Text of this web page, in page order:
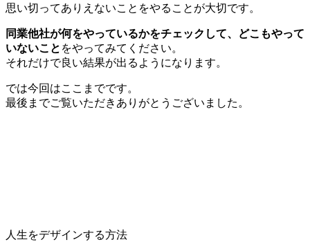
思い切ってありえないことをやることが大切です。
同業他社が何をやっているかをチェックして、どこもやって
いないこと をやってみてください。
それだけで良い結果が出るようになります。
では今回はここまでです。
最後までご覧いただきありがとうございました。
人生をデザインする方法